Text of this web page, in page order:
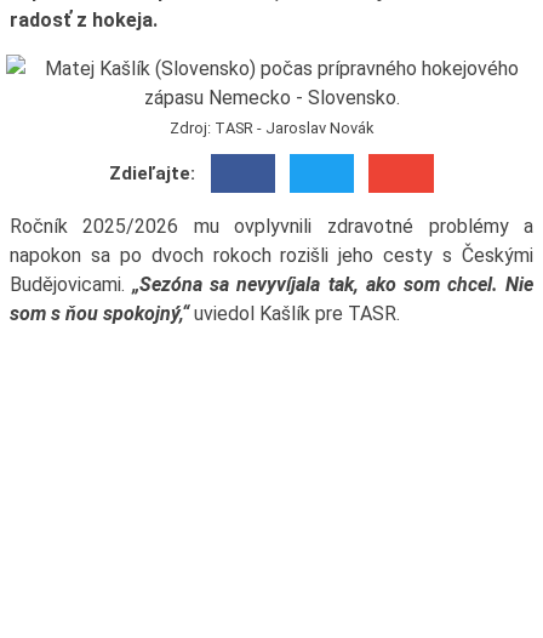
radosť z hokeja.
Zdroj: TASR - Jaroslav Novák
Zdieľajte:
Ročník 2025/2026 mu ovplyvnili zdravotné problémy a
napokon sa po dvoch rokoch rozišli jeho cesty s Českými
Budějovicami.„Sezóna sa nevyvíjala tak, ako som chcel. Nie
som s ňou spokojný,“uviedol Kašlík pre TASR.